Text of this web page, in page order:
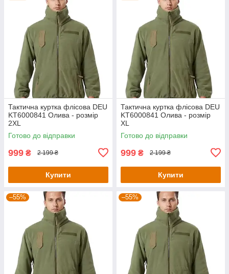
Тактична куртка флісова DEU
KT6000841 Олива - розмір
2XL
Готово до відправки
999 ₴ 2 199 ₴
Купити
Тактична куртка флісова DEU
KT6000841 Олива - розмір
XL
Готово до відправки
999 ₴ 2 199 ₴
Купити
–55% –55%